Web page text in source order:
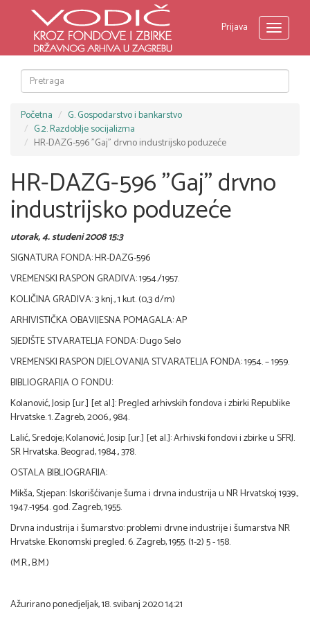
Prijava
Toggle
Početna
G. Gospodarstvo i bankarstvo
G.2. Razdoblje socijalizma
HR-DAZG-596 "Gaj" drvno industrijsko poduzeće
HR-DAZG-596 "Gaj" drvno
industrijsko poduzeće
utorak, 4. studeni 2008 15:3
SIGNATURA FONDA: HR-DAZG-596
VREMENSKI RASPON GRADIVA: 1954./1957.
KOLIČINA GRADIVA: 3 knj., 1 kut. (0,3 d/m)
ARHIVISTIČKA OBAVIJESNA POMAGALA: AP
SJEDIŠTE STVARATELJA FONDA: Dugo Selo
VREMENSKI RASPON DJELOVANJA STVARATELJA FONDA: 1954. – 1959.
BIBLIOGRAFIJA O FONDU:
Kolanović, Josip [ur.] [et al.]: Pregled arhivskih fondova i zbirki Republike
Hrvatske. 1. Zagreb, 2006., 984.
Lalić, Sredoje; Kolanović, Josip [ur.] [et al.]: Arhivski fondovi i zbirke u SFRJ.
SR Hrvatska. Beograd, 1984., 378.
OSTALA BIBLIOGRAFIJA:
Mikša, Stjepan: Iskorišćivanje šuma i drvna industrija u NR Hrvatskoj 1939.,
1947.-1954. god. Zagreb, 1955.
Drvna industrija i šumarstvo: problemi drvne industrije i šumarstva NR
Hrvatske. Ekonomski pregled. 6. Zagreb, 1955. (1-2) 5 - 158.
(M.R., B.M.)
Ažurirano ponedjeljak, 18. svibanj 2020 14:21